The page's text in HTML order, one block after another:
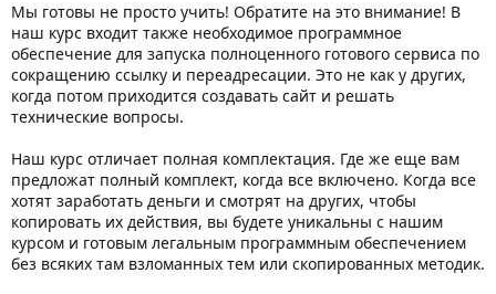
Мы готовы не просто учить! Обратите на это внимание! В
наш курс входит также необходимое программное
обеспечение для запуска полноценного готового сервиса по
сокращению ссылку и переадресации. Это не как у других,
когда потом приходится создавать сайт и решать
технические вопросы.
Наш курс отличает полная комплектация. Где же еще вам
предложат полный комплект, когда все включено. Когда все
хотят заработать деньги и смотрят на других, чтобы
копировать их действия, вы будете уникальны с нашим
курсом и готовым легальным программным обеспечением
без всяких там взломанных тем или скопированных методик.